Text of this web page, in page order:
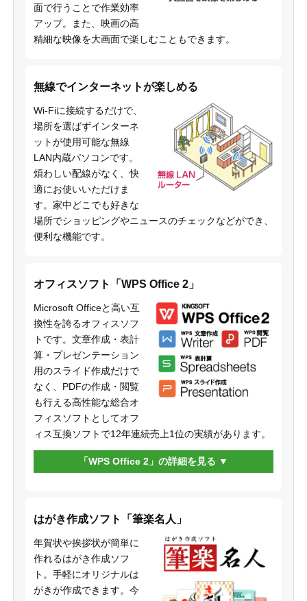
面で行うことで作業効率
アップ。また、映画の高
精細な映像を大画面で楽しむこともできます。
無線でインターネットが楽しめる
Wi-Fiに接続するだけで、
場所を選ばずインターネ
ットが使用可能な無線
LAN内蔵パソコンです。
煩わしい配線がなく、快
適にお使いいただけま
す。家中どこでも好きな
場所でショッピングやニュースのチェックなどができ、
便利な機能です。
オフィスソフト「WPS Office 2」
Microsoft Officeと高い互
換性を誇るオフィスソフ
トです。文章作成・表計
算・プレゼンテーション
用のスライド作成だけで
なく、PDFの作成・閲覧
も行える高性能な総合オ
フィスソフトとしてオフ
ィス互換ソフトで12年連続売上1位の実績があります。
「WPS Office 2」の詳細を見る
はがき作成ソフト「筆楽名人」
年賀状や挨拶状が簡単に
作れるはがき作成ソフ
ト。手軽にオリジナルは
がきが作成できます。今